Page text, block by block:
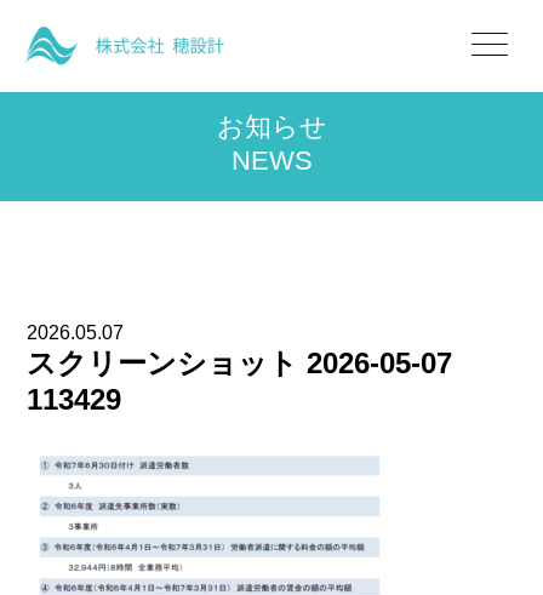
お知らせ
NEWS
2026.05.07
スクリーンショット 2026-05-07
113429